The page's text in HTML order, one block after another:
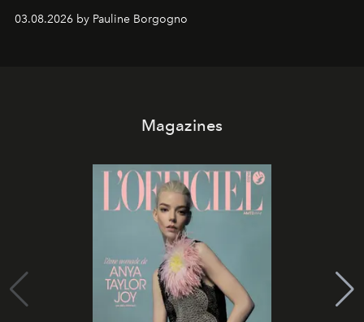
03.08.2026 by Pauline Borgogno
Magazines